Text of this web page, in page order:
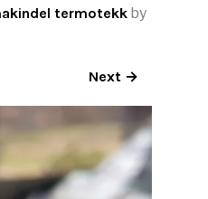
termotekk by
Next →